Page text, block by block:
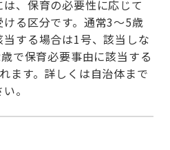
、保育の必要性に応じて
る区分です。通常3～5歳
する場合は1号、該当しな
で保育必要事由に該当する
ます。詳しくは自治体まで
。